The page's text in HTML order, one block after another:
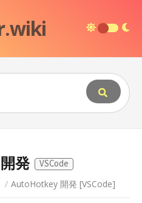
発
VSCode
/ AutoHotkey 開発 [VSCode]